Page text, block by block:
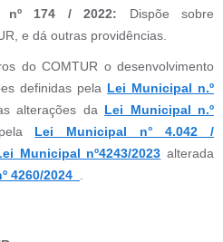
nº 174 / 2022: Dispõesobre
e dá outras providências.
do COMTUR o desenvolvimento
definidas pela Lei Municipal n.º
alterações da Lei Municipal n.º
Lei Municipal n° 4.042 /
Municipal nº4243/2023 alterada
4260/2024